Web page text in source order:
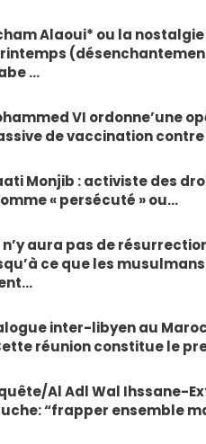
Alaoui* ou la
…
VI ordonne’une
de vaccination
Monjib : activiste des
« persécuté » ou…
n’y aura pas de
ce que les musulmans
inter-libyen au
réunion constitue le
Al Adl Wal Ihssane-
“frapper ensemble